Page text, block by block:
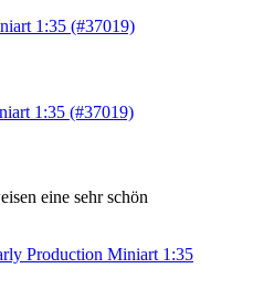
eine sehr schön